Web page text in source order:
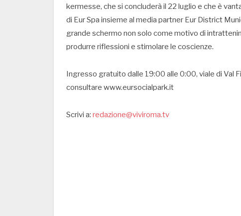
kermesse, che si concluderà il 22 luglio e che è
di Eur Spa insieme al media partner Eur District
grande schermo non solo come motivo di
produrre riflessioni e stimolare le coscienze.
Ingresso gratuito dalle 19:00 alle 0:00, viale di Val
consultare www.eursocialpark.it
Scrivi a: redazione@viviroma.tv